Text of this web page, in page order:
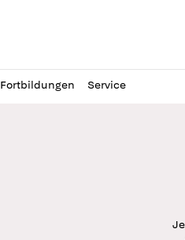
Fortbildungen Service